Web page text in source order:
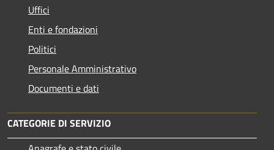
Uffici
Enti e fondazioni
Politici
Personale Amministrativo
Documenti e dati
CATEGORIE DI SERVIZIO